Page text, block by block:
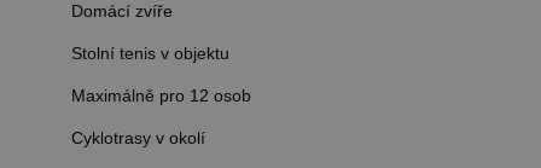
Domácí zvíře
Stolní tenis v objektu
Maximálně pro 12 osob
Cyklotrasy v okolí